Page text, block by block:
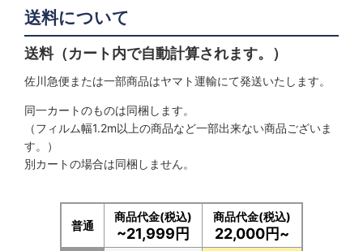
送料について
送料（カート内で自動計算されます。）
佐川急便または一部商品はヤマト運輸にて発送いたします。
同一カートのものは同梱します。
（フィルム幅1.2m以上の商品など一部出来ない商品ございま
す。）
別カートの場合は同梱しません。
普通
商品代金(税込)
~21,999円
商品代金(税込)
22,000円~